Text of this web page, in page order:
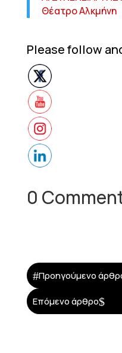
Θέατρο Αλκμήνη
Please follow
0
#Προηγούμενο
Επόμενο άρθρο$